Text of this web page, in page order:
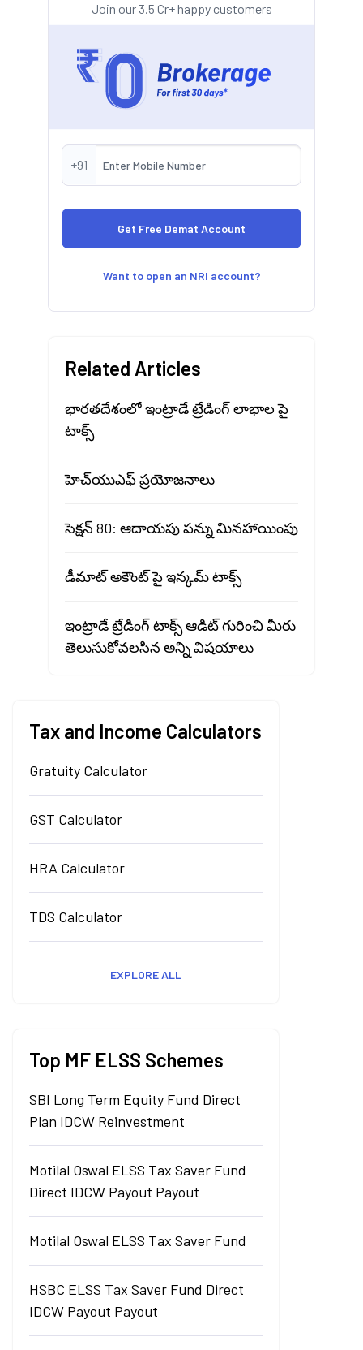
Join our 3.5 Cr+ happy customers
+91
Want to open an NRI account?
Related Articles
భారతదేశంలో ఇంట్రాడే ట్రేడింగ్ లాభాల పై
టాక్స్
హెచ్‍యుఎఫ్ ప్రయోజనాలు
సెక్షన్ 80: ఆదాయపు పన్ను మినహాయింపు
డీమాట్ అకౌంట్ పై ఇన్కమ్ టాక్స్
ఇంట్రాడే ట్రేడింగ్ టాక్స్ ఆడిట్ గురించి మీరు
తెలుసుకోవలసిన అన్ని విషయాలు
Tax and Income Calculators
Gratuity Calculator
GST Calculator
HRA Calculator
TDS Calculator
EXPLORE ALL
Top MF ELSS Schemes
SBI Long Term Equity Fund Direct
Plan IDCW Reinvestment
Motilal Oswal ELSS Tax Saver Fund
Direct IDCW Payout Payout
Motilal Oswal ELSS Tax Saver Fund
HSBC ELSS Tax Saver Fund Direct
IDCW Payout Payout